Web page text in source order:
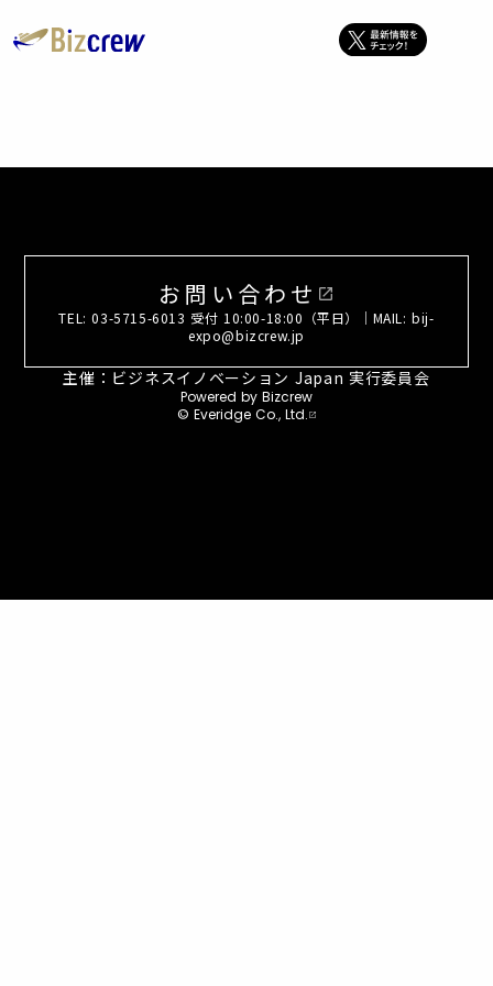
お問い合わせ open_in_new
TEL: 03-5715-6013 受付 10:00-18:00（平日）｜MAIL: bij-
expo@bizcrew.jp
主催：ビジネスイノベーション Japan 実行委員会
Powered by Bizcrew
© Everidge Co., Ltd. open_in_new